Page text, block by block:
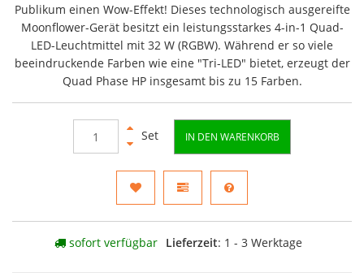
Publikum einen Wow-Effekt! Dieses technologisch ausgereifte
Moonflower-Gerät besitzt ein leistungsstarkes 4-in-1 Quad-
LED-Leuchtmittel mit 32 W (RGBW). Während er so viele
beeindruckende Farben wie eine "Tri-LED" bietet, erzeugt der
Quad Phase HP insgesamt bis zu 15 Farben.
Set IN DEN WARENKORB
sofort verfügbar Lieferzeit: 1 - 3 Werktage